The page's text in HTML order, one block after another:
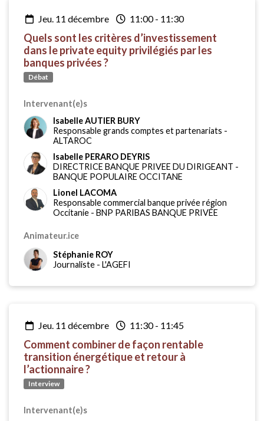
jeu. 11 décembre 11:00- 11:30
Quels sont les critères d’investissement
dans le private equity privilégiés par les
banques privées ?
Débat
Intervenant(e)s
Isabelle AUTIER BURY
Responsable grands comptes et partenariats -
ALTAROC
Isabelle PERARO DEYRIS
DIRECTRICE BANQUE PRIVEE DU DIRIGEANT -
BANQUE POPULAIRE OCCITANE
Lionel LACOMA
Responsable commercial banque privée région
Occitanie - BNP PARIBAS BANQUE PRIVÉE
Animateur.ice
Stéphanie ROY
Journaliste - L'AGEFI
jeu. 11 décembre 11:30- 11:45
Comment combiner de façon rentable
transition énergétique et retour à
l’actionnaire ?
Interview
Intervenant(e)s